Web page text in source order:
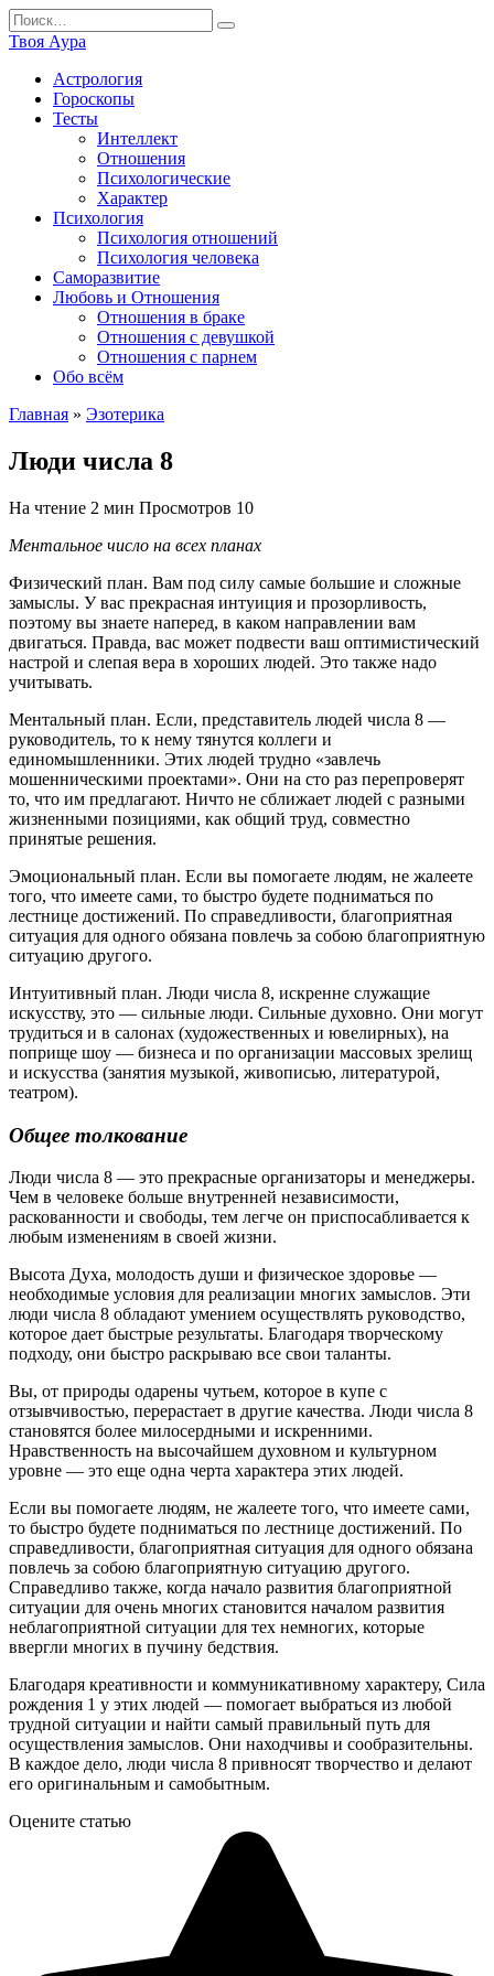
Перейти
к
содержанию
Search
for:
Твоя Аура
Астрология
Гороскопы
Тесты
Интеллект
Отношения
Психологические
Характер
Психология
Психология отношений
Психология человека
Саморазвитие
Любовь и Отношения
Отношения в браке
Отношения с девушкой
Отношения с парнем
Обо всём
Главная » Эзотерика
Люди числа 8
На чтение 2 мин Просмотров 10
Ментальное число на всех планах
Физический план. Вам под силу самые большие и сложные
замыслы. У вас прекрасная интуиция и прозорливость,
поэтому вы знаете наперед, в каком направлении вам
двигаться. Правда, вас может подвести ваш оптимистический
настрой и слепая вера в хороших людей. Это также надо
учитывать.
Ментальный план. Если, представитель людей числа 8 —
руководитель, то к нему тянутся коллеги и
единомышленники. Этих людей трудно «завлечь
мошенническими проектами». Они на сто раз перепроверят
то, что им предлагают. Ничто не сближает людей с разными
жизненными позициями, как общий труд, совместно
принятые решения.
Эмоциональный план. Если вы помогаете людям, не жалеете
того, что имеете сами, то быстро будете подниматься по
лестнице достижений. По справедливости, благоприятная
ситуация для одного обязана повлечь за собою благоприятную
ситуацию другого.
Интуитивный план. Люди числа 8, искренне служащие
искусству, это — сильные люди. Сильные духовно. Они могут
трудиться и в салонах (художественных и ювелирных), на
поприще шоу — бизнеса и по организации массовых зрелищ
и искусства (занятия музыкой, живописью, литературой,
театром).
Общее толкование
Люди числа 8 — это прекрасные организаторы и менеджеры.
Чем в человеке больше внутренней независимости,
раскованности и свободы, тем легче он приспосабливается к
любым изменениям в своей жизни.
Высота Духа, молодость души и физическое здоровье —
необходимые условия для реализации многих замыслов. Эти
люди числа 8 обладают умением осуществлять руководство,
которое дает быстрые результаты. Благодаря творческому
подходу, они быстро раскрываю все свои таланты.
Вы, от природы одарены чутьем, которое в купе с
отзывчивостью, перерастает в другие качества. Люди числа 8
становятся более милосердными и искренними.
Нравственность на высочайшем духовном и культурном
уровне — это еще одна черта характера этих людей.
Если вы помогаете людям, не жалеете того, что имеете сами,
то быстро будете подниматься по лестнице достижений. По
справедливости, благоприятная ситуация для одного обязана
повлечь за собою благоприятную ситуацию другого.
Справедливо также, когда начало развития благоприятной
ситуации для очень многих становится началом развития
неблагоприятной ситуации для тех немногих, которые
ввергли многих в пучину бедствия.
Благодаря креативности и коммуникативному характеру, Сила
рождения 1 у этих людей — помогает выбраться из любой
трудной ситуации и найти самый правильный путь для
осуществления замыслов. Они находчивы и сообразительны.
В каждое дело, люди числа 8 привносят творчество и делают
его оригинальным и самобытным.
Оцените статью